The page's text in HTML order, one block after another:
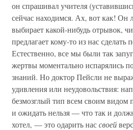
он спрашивал учителя
сейчас находимся. Ах, вот как! Он
выбирает какой-нибудь отрывок,
предлагает кому-то из нас сделать
Естественно, все мы были так
жертвы моментально испарялись
знаний. Но доктор Пейсли не
удивления или неудовольствия:
безмозглый тип всем своим видом
и ожидать нельзя — что так и
хотел, — это одарить нассвоей